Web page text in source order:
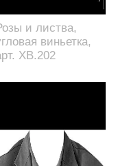
и листва,
виньетка,
XB.202